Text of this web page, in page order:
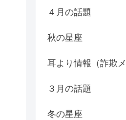
４月の話題
秋の星座
耳より情報（詐欺
３月の話題
冬の星座